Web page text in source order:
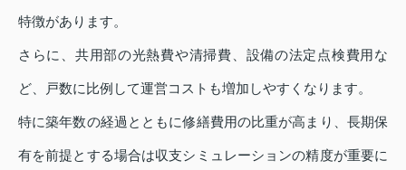
特徴があります。
さらに、共用部の光熱費や清掃費、設備の法定点検費用な
ど、戸数に比例して運営コストも増加しやすくなります。
特に築年数の経過とともに修繕費用の比重が高まり、長期保
有を前提とする場合は収支シミュレーションの精度が重要に